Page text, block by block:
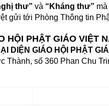
thư” và “Kháng thư”
gửi tới Phòng Thông tin
HỘI PHẬT GIÁO VIỆT
DIỆN GIÁO HỘI PHẬT
Thành, số 360 Phan Chu